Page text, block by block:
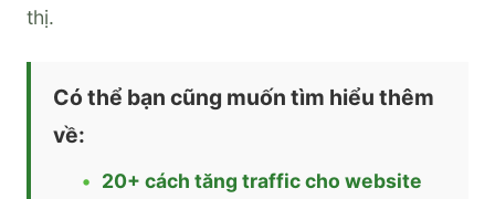
thị.
Có thể bạn cũng muốn tìm hiểu thêm
về:
20+ cách tăng traffic cho website